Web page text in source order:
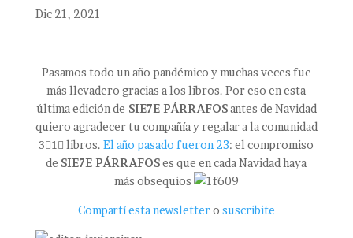
Dic 21, 2021
Pasamos todo un año pandémico y muchas veces fue
más llevadero gracias a los libros. Por eso en esta
última edición de SIE7E PÁRRAFOSantes de Navidad
quiero agradecer tu compañía y regalar a la comunidad
3⃣1⃣ libros.El año pasado fueron 23: el compromiso
de SIE7E PÁRRAFOSes que en cada Navidad haya
más obsequios
Compartí esta newslettero suscribite